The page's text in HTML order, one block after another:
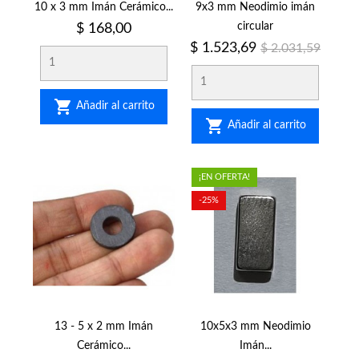
10 x 3 mm Imán Cerámico...
Precio
$ 168,00
 Añadir al carrito
9x3 mm Neodimio imán
circular
Precio
$ 1.523,69 Precio
regular
$ 2.031,59
 Añadir al carrito
13 - 5 x 2 mm Imán
Cerámico...
10x5x3 mm Neodimio
Imán...
¡EN OFERTA!
-25%